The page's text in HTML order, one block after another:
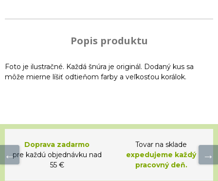
Popis produktu
Foto je ilustračné. Každá šnúra je originál. Dodaný kus sa
môže mierne líšiť odtieňom farby a veľkosťou korálok.
Doprava zadarmo
pre každú objednávku nad
55 €
Tovar na sklade
expedujeme každý
pracovný deň.